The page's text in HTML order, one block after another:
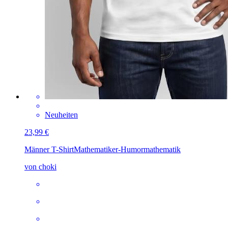
Neuheiten
23,99 €
Männer T-ShirtMathematiker-Humormathematik
von choki